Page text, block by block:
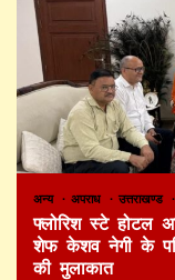
अन्य अपराध उत्तराखण्ड
फ्लोरिश स्टे होटल
शेफ केशव नेगी के
की मुलाकात